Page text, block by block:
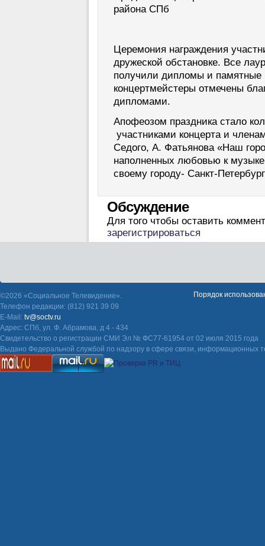
района СПб
Церемония награждения
дружеской обстановке. Все
получили дипломы и памятные
концертмейстеры отмечены
дипломами.
Апофеозом праздника стало
участниками концерта и
Седого, А. Фатьянова «Наш
наполненных любовью к
своему городу- Санкт-
Обсуждение
Для того чтобы оставить
зарегистрироваться
©2026 «Социальное Телевидение».
Телефон редакции: (812) 921 39 09
E-Mail: tv@soctv.ru
Адрес: СПб, ул. Ф. Абрамова, д 4 - 434
Свидетельство о регистрации СМИ Эл № ФС77-61954 от 02 июля 2015 года
Выдано Федеральной службой по надзору в сфере связи, информационных
Порядок